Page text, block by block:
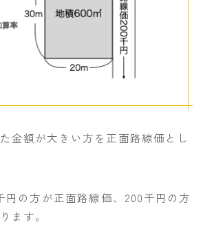
金額が大きい方を正面路線価とし
円の方が正面路線価、200千円の方
ます。